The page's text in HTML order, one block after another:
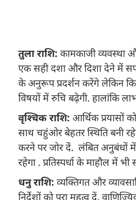
तुला राशि: कामकाजी व्यवस्था
एक सही दशा और दिशा देने में
के अनुरूप प्रदर्शन करेंगे लेकिन
विषयों में रुचि बढ़ेगी. हालांकि
वृश्चिक राशि: आर्थिक प्रयासों
साथ चहुंओर बेहतर स्थिति बनी
करने पर जोर दें. लंबित अनुबंधों
रहेगा . प्रतिस्पर्धा के माहौल में
धनु राशि: व्यक्तिगत और
निर्देशों को पूरा महत्व दें.